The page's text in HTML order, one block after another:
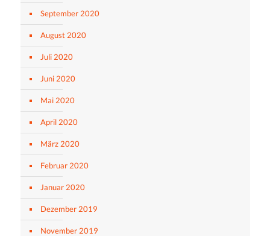
September 2020
August 2020
Juli 2020
Juni 2020
Mai 2020
April 2020
März 2020
Februar 2020
Januar 2020
Dezember 2019
November 2019